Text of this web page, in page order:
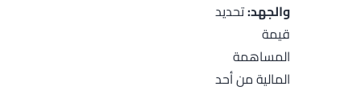
والجهد:تحديد
قيمة
المساهمة
المالية من أحد